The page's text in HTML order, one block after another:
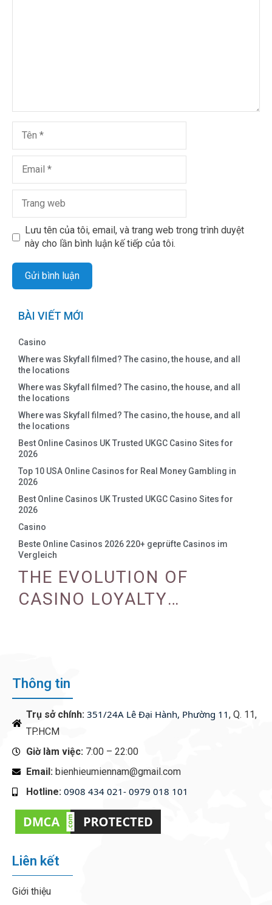
Lưu tên của tôi, email, và trang web trong trình duyệt
này cho lần bình luận kế tiếp của tôi.
BÀI VIẾT MỚI
Casino
Where was Skyfall filmed? The casino, the house, and all
the locations
Where was Skyfall filmed? The casino, the house, and all
the locations
Where was Skyfall filmed? The casino, the house, and all
the locations
Best Online Casinos UK Trusted UKGC Casino Sites for
2026
Top 10 USA Online Casinos for Real Money Gambling in
2026
Best Online Casinos UK Trusted UKGC Casino Sites for
2026
Casino
Beste Online Casinos 2026 220+ geprüfte Casinos im
Vergleich
THE EVOLUTION OF
CASINO LOYALTY
Thông tin
Trụ sở chính: 351/24A Lê Đại Hành, Phường 11, Q. 11,
TP.HCM
Giờ làm việc: 7:00 – 22:00
Email: bienhieumiennam@gmail.com
Hotline: 0908 434 021- 0979 018 101
Liên kết
Giới thiệu